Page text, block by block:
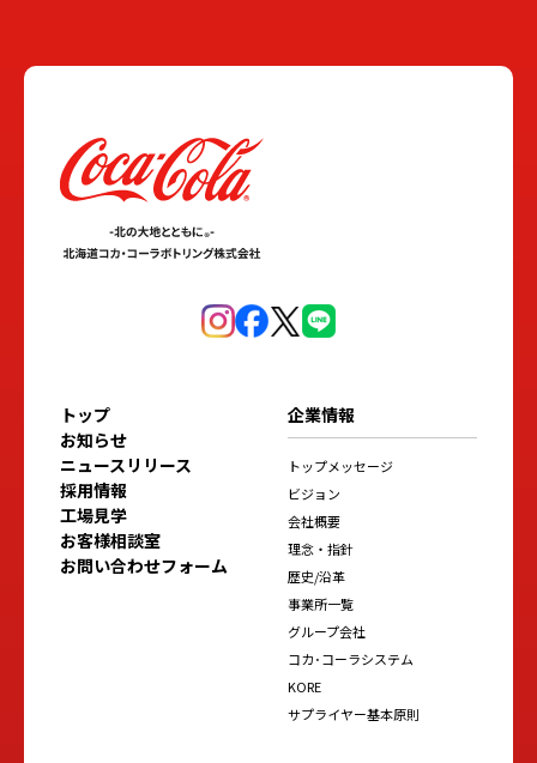
トップ
お知らせ
ニュースリリース
採用情報
工場見学
お客様相談室
お問い合わせフォーム
企業情報
トップメッセージ
ビジョン
会社概要
理念・指針
歴史/沿革
事業所一覧
グループ会社
コカ･コーラシステム
KORE
サプライヤー基本原則